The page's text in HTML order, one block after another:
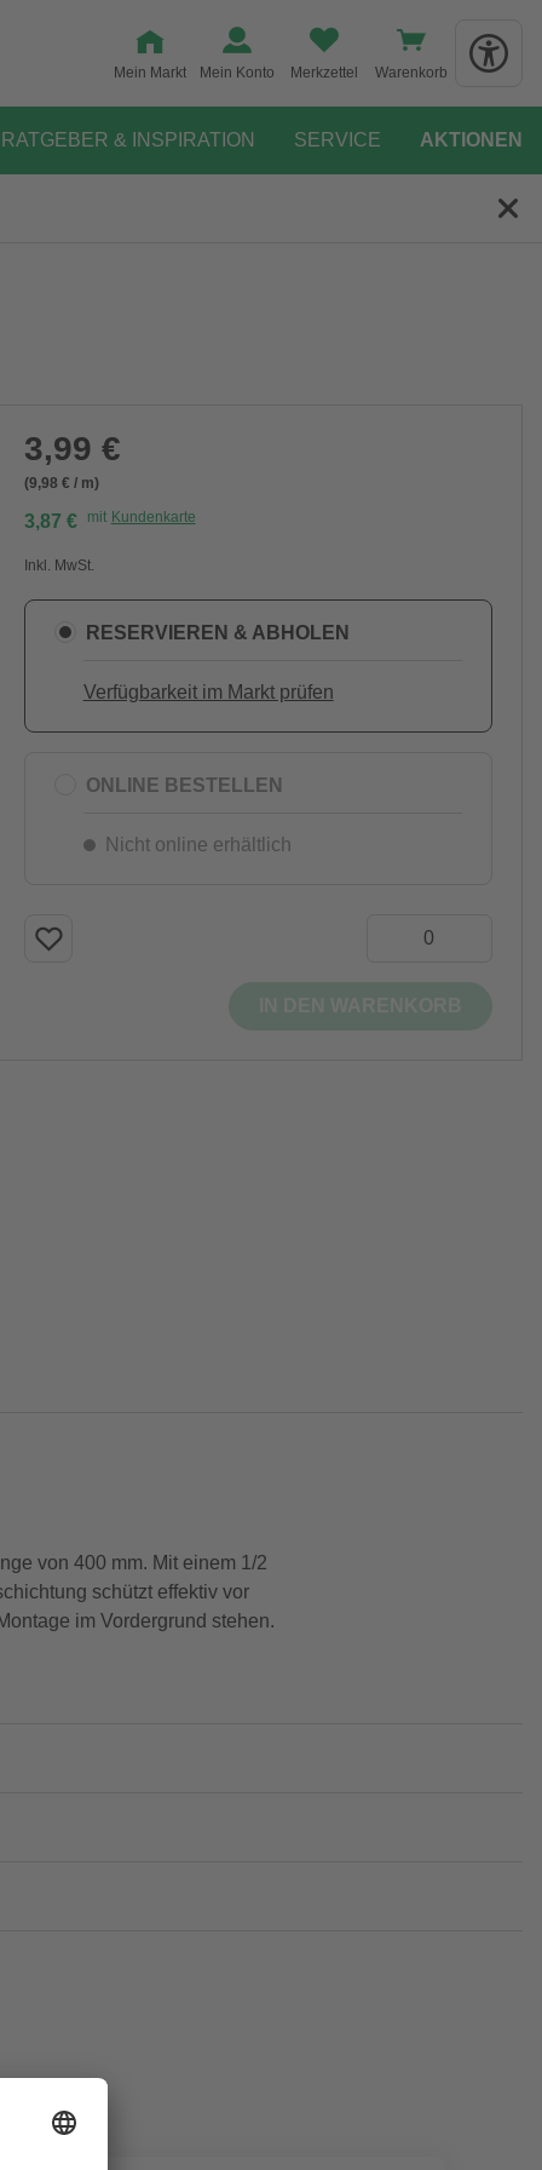
Mein Markt Mein Konto Merkzettel Warenkorb
RATGEBER & INSPIRATION SERVICE AKTIONEN
3,99 €
(9,98 € / m)
3,87 € mit Kundenkarte
Inkl. MwSt.
RESERVIEREN & ABHOLEN
Verfügbarkeit im Markt prüfen
ONLINE BESTELLEN
Nicht online erhältlich
von 400 mm. Mit einem 1/2
schützt effektiv vor
im Vordergrund stehen.